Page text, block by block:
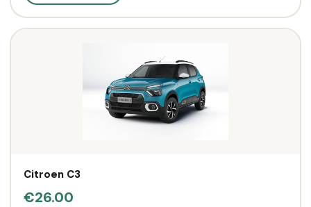
Citroen C3
€26.00